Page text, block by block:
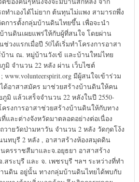
ำเองได้ไม่ยาก ต้นทุนไม่แพง สามารถพึ่ง
ดการตั้งกลุ่มบ้านดินไทยขึ้น เพื่อจะนำ
านดินเผยแพร่ให้กับผู้ที่สนใจ โดยผ่าน
วงแรกเมื่อปี 50ได้เริ่มทำโครงการอาสา
าน ณ. หมู่บ้านวังเข้ และบ้านใหม่ไทย
มิ จำนวน 22 หลัง ผ่าน เว็บไซต์
; www.volunteerspirit.org มีผู้สนใจเข้าร่วม
ด้อาสาสมัคร มาช่วยสร้างบ้านดินให้คน
มิ แล้วเสร็จจำนวน 22 หลังในปี 2550-
รงการอาสาช่วยสร้างบ้านดินให้กับทาง
และต่างจังหวัดมาตลอดอย่างต่อเนื่อง
วายวัดป่ามหาวัน จำนวน 2 หลัง วัดกุดโง้ง
นทบุรี 2 หลัง , อาสาสร้างห้องสมุดดิน
ครราชสีมาและจ.อยุธยา อาสาสร้าง
ระบุรี และ จ. เพชรบุรี ฯลฯ ระหว่างที่ทำ
นดิน อยู่นั้น ทางกลุ่มบ้านดินไทยได้พบกับ